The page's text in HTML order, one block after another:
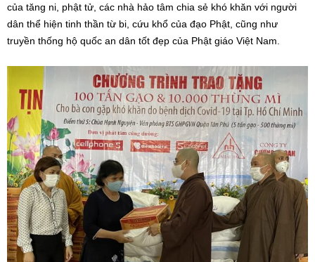
của tăng ni, phật tử, các nhà hảo tâm chia sẻ khó khăn với người
dân thể hiện tinh thần từ bi, cứu khổ của đạo Phật, cũng như
truyền thống hộ quốc an dân tốt đẹp của Phật giáo Việt Nam.